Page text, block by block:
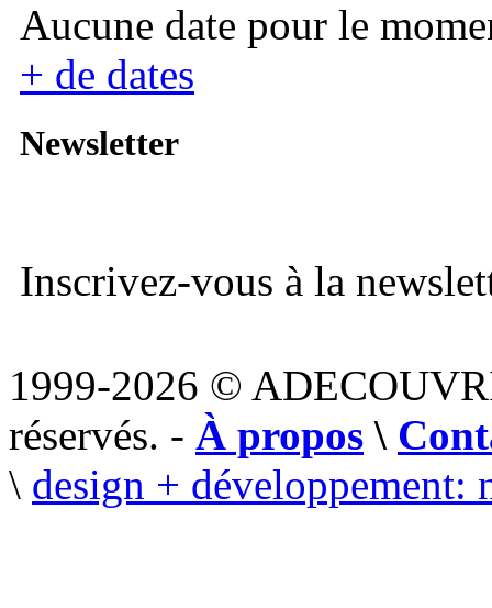
Aucune date pour le
+ de dates
Newsletter
Inscrivez-vous à la
1999-2026 ©
réservés. - À propos \
\ design + développement: